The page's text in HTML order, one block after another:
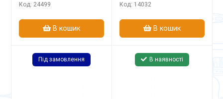
Код: 24499
В кошик
Код: 14032
В кошик
Під замовлення В наявності